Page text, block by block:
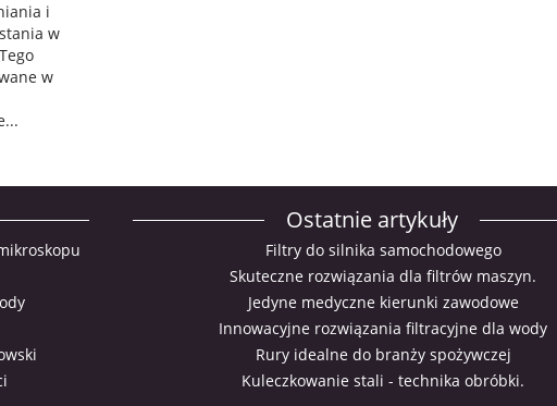
i
w
w
Ostatnie artykuły
Filtry do silnika samochodowego
Skuteczne rozwiązania dla filtrów maszyn.
Jedyne medyczne kierunki zawodowe
Innowacyjne rozwiązania filtracyjne dla wody
Rury idealne do branży spożywczej
Kuleczkowanie stali - technika obróbki.